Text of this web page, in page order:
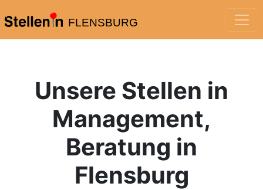
FLENSBURG
Unsere Stellen in
Management,
Beratung in
Flensburg